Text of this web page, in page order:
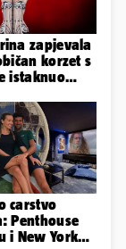
zapjevala
korzet s
istaknuo
carstvo
Penthouse
i New Yorku,